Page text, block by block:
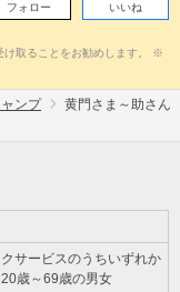
フォロー いいね
け取ることをお勧めします。 ※
ンプ
黄門さま～助さん
サービスのうちいずれか
歳～69歳の男女